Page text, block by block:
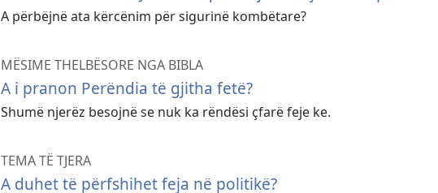
A përbëjnë ata kërcënim për sigurinë kombëtare?
MËSIME THELBËSORE NGA BIBLA
A i pranon Perëndia të gjitha fetë?
Shumë njerëz besojnë se nuk ka rëndësi çfarë feje ke.
TEMA TË TJERA
A duhet të përfshihet feja në politikë?